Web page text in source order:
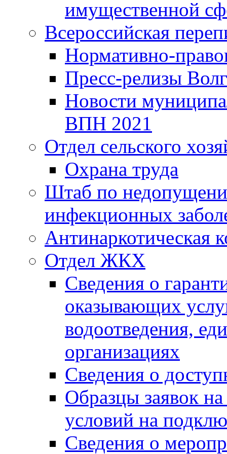
имущественной
Всероссийская
Нормативно-
Пресс-релизы
Новости
ВПН 2021
Отдел сельского
Охрана труда
Штаб по
инфекционных
Антинаркотическая
Отдел ЖКХ
Сведения о
оказывающих
водоотведения,
организациях
Сведения о
Образцы заявок
условий на
Сведения о